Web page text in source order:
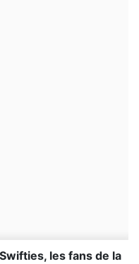
les fans de la